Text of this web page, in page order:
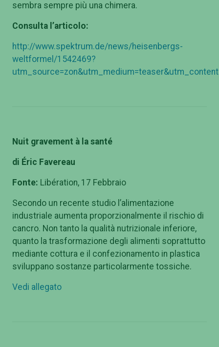
sembra sempre più una chimera.
Consulta l’articolo:
http://www.spektrum.de/news/heisenbergs-
weltformel/1542469?
Nuit gravement à la santé
di Éric Favereau
Fonte: Libération, 17 Febbraio
Secondo un recente studio l’alimentazione
industriale aumenta proporzionalmente il rischio di
cancro. Non tanto la qualità nutrizionale inferiore,
quanto la trasformazione degli alimenti soprattutto
mediante cottura e il confezionamento in plastica
sviluppano sostanze particolarmente tossiche.
Vedi allegato